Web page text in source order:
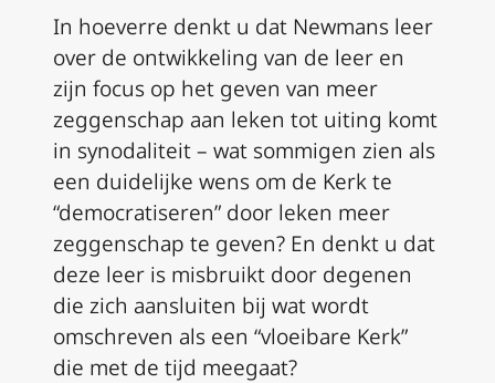
In hoeverre denkt u dat Newmans leer
over de ontwikkeling van de leer en
zijn focus op het geven van meer
zeggenschap aan leken tot uiting komt
in synodaliteit – wat sommigen zien als
een duidelijke wens om de Kerk te
“democratiseren” door leken meer
zeggenschap te geven? En denkt u dat
deze leer is misbruikt door degenen
die zich aansluiten bij wat wordt
omschreven als een “vloeibare Kerk”
die met de tijd meegaat?